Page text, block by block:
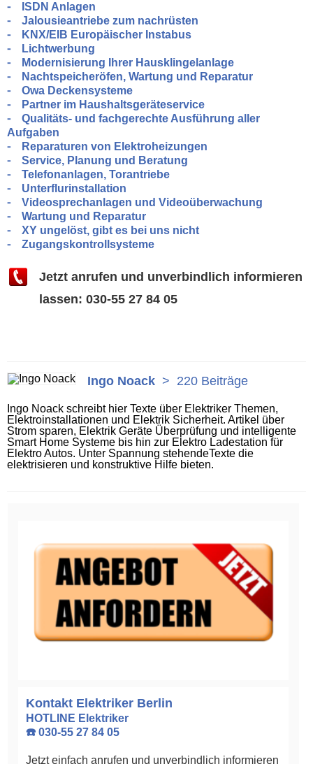
⁃ ISDN Anlagen
⁃ Jalousieantriebe zum nachrüsten
⁃ KNX/EIB Europäischer Instabus
⁃ Lichtwerbung
⁃ Modernisierung Ihrer Hausklingelanlage
⁃ Nachtspeicheröfen, Wartung und Reparatur
⁃ Owa Deckensysteme
⁃ Partner im Haushaltsgeräteservice
⁃ Qualitäts- und fachgerechte Ausführung aller
Aufgaben
⁃ Reparaturen von Elektroheizungen
⁃ Service, Planung und Beratung
⁃ Telefonanlagen, Torantriebe
⁃ Unterflurinstallation
⁃ Videosprechanlagen und Videoüberwachung
⁃ Wartung und Reparatur
⁃ XY ungelöst, gibt es bei uns nicht
⁃ Zugangskontrollsysteme
Jetzt anrufen und unverbindlich informieren
lassen: 030-55 27 84 05
Ingo Noack > 220 Beiträge
Ingo Noack schreibt hier Texte über Elektriker Themen,
Elektroinstallationen und Elektrik Sicherheit. Artikel über
Strom sparen, Elektrik Geräte Überprüfung und intelligente
Smart Home Systeme bis hin zur Elektro Ladestation für
Elektro Autos. Unter Spannung stehendeTexte die
elektrisieren und konstruktive Hilfe bieten.
Kontakt Elektriker Berlin
HOTLINE Elektriker
☎️ 030-55 27 84 05
Jetzt einfach anrufen und unverbindlich informieren